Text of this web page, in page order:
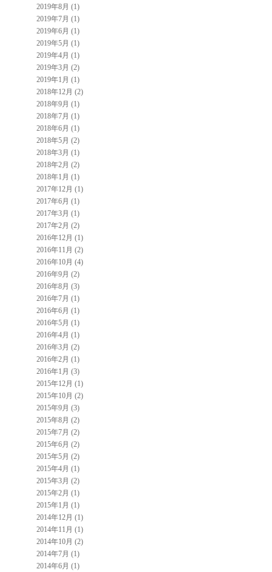
2019年8月 (1)
2019年7月 (1)
2019年6月 (1)
2019年5月 (1)
2019年4月 (1)
2019年3月 (2)
2019年1月 (1)
2018年12月 (2)
2018年9月 (1)
2018年7月 (1)
2018年6月 (1)
2018年5月 (2)
2018年3月 (1)
2018年2月 (2)
2018年1月 (1)
2017年12月 (1)
2017年6月 (1)
2017年3月 (1)
2017年2月 (2)
2016年12月 (1)
2016年11月 (2)
2016年10月 (4)
2016年9月 (2)
2016年8月 (3)
2016年7月 (1)
2016年6月 (1)
2016年5月 (1)
2016年4月 (1)
2016年3月 (2)
2016年2月 (1)
2016年1月 (3)
2015年12月 (1)
2015年10月 (2)
2015年9月 (3)
2015年8月 (2)
2015年7月 (2)
2015年6月 (2)
2015年5月 (2)
2015年4月 (1)
2015年3月 (2)
2015年2月 (1)
2015年1月 (1)
2014年12月 (1)
2014年11月 (1)
2014年10月 (2)
2014年7月 (1)
2014年6月 (1)